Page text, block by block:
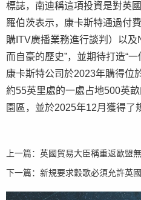
標誌，南迪稱這項投資是對英國
羅伯茨表示，康卡斯特通過付
購ITV廣播業務進行談判）以及
而自豪的歷史”，並期待打造“一
康卡斯特公司於2023年購得位
約55英里處的一處占地500英
園區，並於2025年12月獲得了
上一篇： 英國貿易大臣稱重返歐盟
下一篇： 新規要求穀歌必須允許英